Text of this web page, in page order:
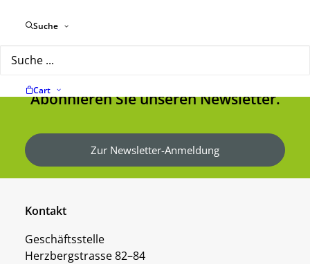
Suche
Cart
Abonnieren Sie unseren Newsletter.
Zur Newsletter-Anmeldung
Kontakt
Geschäftsstelle
Herzbergstrasse 82–84